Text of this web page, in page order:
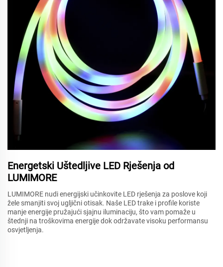
Energetski Uštedljive LED Rješenja od
LUMIMORE
LUMIMORE nudi energijski učinkovite LED rješenja za poslove koji
žele smanjiti svoj ugljični otisak. Naše LED trake i profile koriste
manje energije pružajući sjajnu iluminaciju, što vam pomaže u
štednji na troškovima energije dok održavate visoku performansu
osvjetljenja.